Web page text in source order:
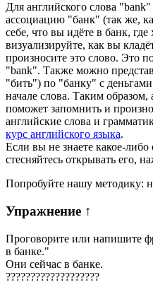
Для английского слова
ассоциацию "банк" (так же,
себе, что вы идёте в банк,
визуализируйте, как вы
произносите это слово. Это
"bank". Также можно
"бить") по "банку" с
начале слова. Таким
поможет запомнить и
английские слова и
курс английского языка.
Если вы не знаете какое-
стесняйтесь открывать его,
Попробуйте нашу методику:
Упражнение ↑
Проговорите или напишите
в банке."
Они сейчас в банке.
???????????????????